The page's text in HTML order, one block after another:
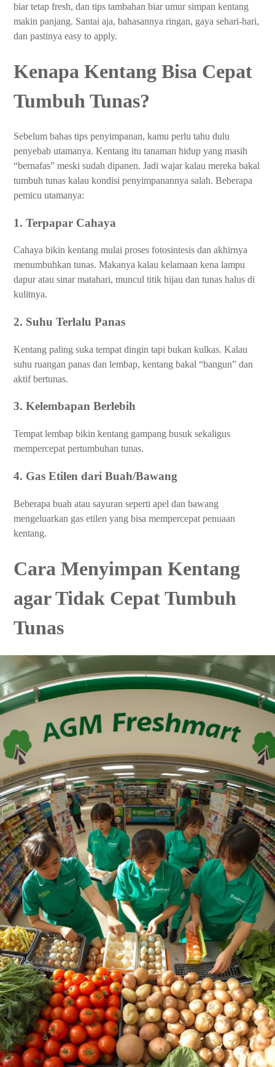
biar tetap fresh, dan tips tambahan biar umur simpan kentang
makin panjang. Santai aja, bahasannya ringan, gaya sehari-hari,
dan pastinya easy to apply.
Kenapa Kentang Bisa Cepat
Tumbuh Tunas?
Sebelum bahas tips penyimpanan, kamu perlu tahu dulu
penyebab utamanya. Kentang itu tanaman hidup yang masih
“bernafas” meski sudah dipanen. Jadi wajar kalau mereka bakal
tumbuh tunas kalau kondisi penyimpanannya salah. Beberapa
pemicu utamanya:
1. Terpapar Cahaya
Cahaya bikin kentang mulai proses fotosintesis dan akhirnya
menumbuhkan tunas. Makanya kalau kelamaan kena lampu
dapur atau sinar matahari, muncul titik hijau dan tunas halus di
kulitnya.
2. Suhu Terlalu Panas
Kentang paling suka tempat dingin tapi bukan kulkas. Kalau
suhu ruangan panas dan lembap, kentang bakal “bangun” dan
aktif bertunas.
3. Kelembapan Berlebih
Tempat lembap bikin kentang gampang busuk sekaligus
mempercepat pertumbuhan tunas.
4. Gas Etilen dari Buah/Bawang
Beberapa buah atau sayuran seperti apel dan bawang
mengeluarkan gas etilen yang bisa mempercepat penuaan
kentang.
Cara Menyimpan Kentang
agar Tidak Cepat Tumbuh
Tunas